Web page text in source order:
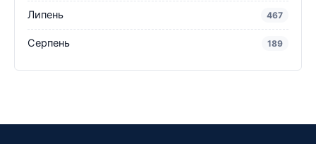
Липень 467
Серпень 189